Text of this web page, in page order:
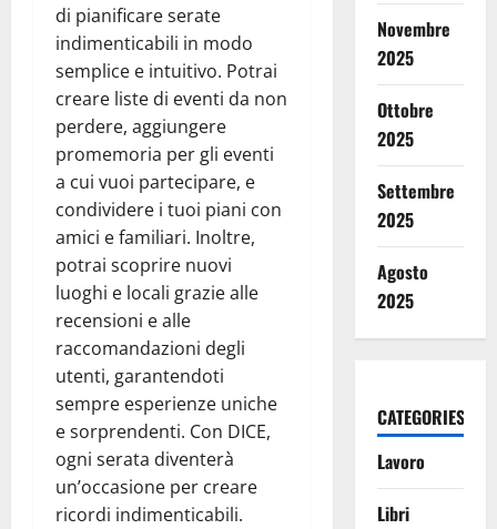
di pianificare serate
indimenticabili in modo
semplice e intuitivo. Potrai
creare liste di eventi da non
perdere, aggiungere
promemoria per gli eventi
a cui vuoi partecipare, e
condividere i tuoi piani con
amici e familiari. Inoltre,
potrai scoprire nuovi
luoghi e locali grazie alle
recensioni e alle
raccomandazioni degli
utenti, garantendoti
sempre esperienze uniche
e sorprendenti. Con DICE,
ogni serata diventerà
un’occasione per creare
ricordi indimenticabili.
Novembre
2025
Ottobre
2025
Settembre
2025
Agosto
2025
CATEGORIES
Lavoro
Libri